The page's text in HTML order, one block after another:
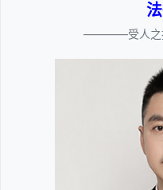
————受人之